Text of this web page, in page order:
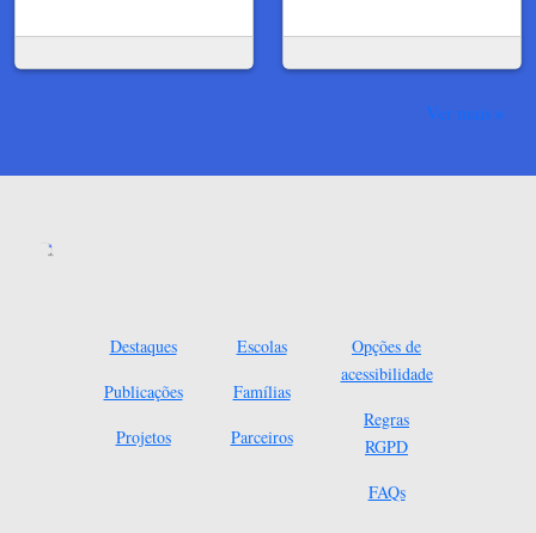
Ver mais
Destaques
Publicações
Projetos
Escolas
Famílias
Parceiros
Opções de
acessibilidade
Regras
RGPD
FAQs